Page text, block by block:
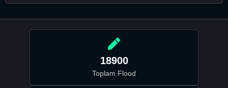
18900
Toplam Flood